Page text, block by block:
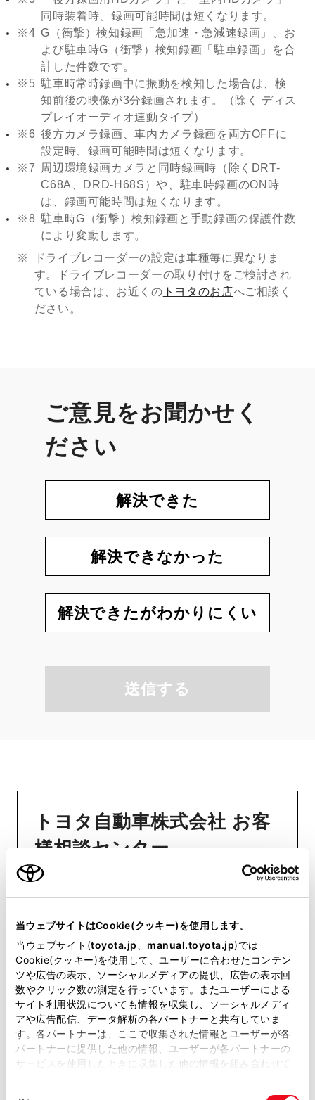
当ウェブサイトはCookie(クッキー)を使用します。
当ウェブサイト(toyota.jp manual.toyota.jp)では
Cookie(クッキー)を使用して、ユーザーに合わせたコンテン
ツや広告の表示、ソーシャルメディアの提供、広告の表示回
数やクリック数の測定を行っています。またユーザーによる
サイト利用状況についても情報を収集し、ソーシャルメディ
アや広告配信、データ解析の各パートナーと共有していま
す。各パートナーは、ここで収集された情報とユーザーが各
パートナーに提供した他の情報、ユーザーが各パートナーの
サービスを使用したときに収集した他の情報を組み合わせて
使用することがあります。当ウェブサイトの使用を続行する
同時装着時、録画可能時間は短くなります。
※4 G（衝撃）検知録画「急加速・急減速録画」、お
よび駐車時G（衝撃）検知録画「駐車録画」を合
計した件数です。
※5 駐車時常時録画中に振動を検知した場合は、検
知前後の映像が3分録画されます。（除く ディス
プレイオーディオ連動タイプ）
※6 後方カメラ録画、車内カメラ録画を両方OFFに
設定時、録画可能時間は短くなります。
※7
周辺環境録画カメラと同時録画時（除くDRT-
C68A、DRD-H68S）や、駐車時録画のON時
は、録画可能時間は短くなります。
※8 駐車時G（衝撃）検知録画と手動録画の保護件数
により変動します。
ドライブレコーダーの設定は車種毎に異なりま
す。ドライブレコーダーの取り付けをご検討され
ている場合は、お近くの トヨタのお店へご相談く
ださい。
ご意見をお聞かせく
ださい
解決できた
解決できなかった
解決できたがわかりにくい
送信する
トヨタ自動車株式会社 お客
様相談センター
トヨタ自動車株式会社 お客
様相談センター／レクサス
インフォメーションデスク
は、2026年8月13日から8月
16日までお休みとさせてい
ただきます。